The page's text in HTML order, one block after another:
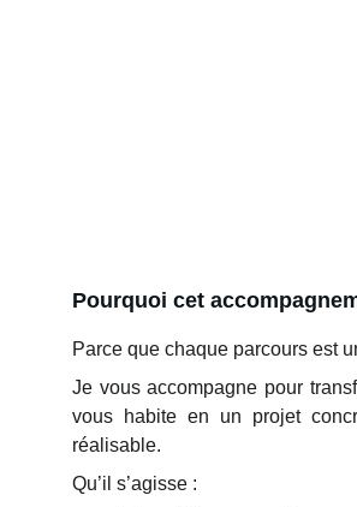
Parce que chaque parcours est
Je vous accompagne pour
vous habite en un projet
réalisable.
Qu’il s’agisse :
Pourquoi cet